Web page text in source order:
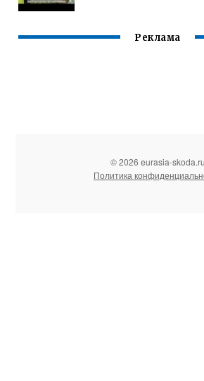
Реклама
© 2026 eurasia-skoda.ru
Политика